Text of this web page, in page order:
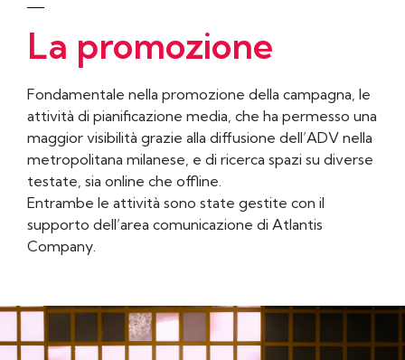
La promozione
Fondamentale nella promozione della campagna, le
attività di pianificazione media, che ha permesso una
maggior visibilità grazie alla diffusione dell’ADV nella
metropolitana milanese, e di ricerca spazi su diverse
testate, sia online che offline.
Entrambe le attività sono state gestite con il
supporto dell’area comunicazione di Atlantis
Company.